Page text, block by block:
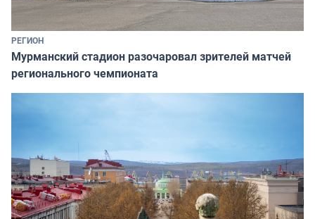
РЕГИОН
Мурманский стадион разочаровал зрителей матчей
регионального чемпионата